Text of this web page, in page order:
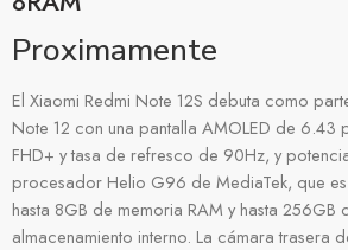
Proximamente
El Xiaomi Redmi Note 12S debuta como
Note 12 con una pantalla AMOLED de 6.43
FHD+ y tasa de refresco de 90Hz, y
procesador Helio G96 de MediaTek, que
hasta 8GB de memoria RAM y hasta
almacenamiento interno. La cámara trasera